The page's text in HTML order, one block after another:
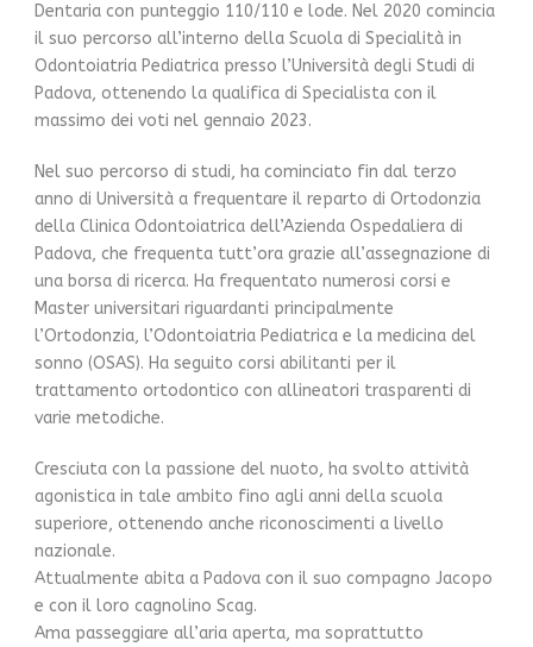
Dentaria con punteggio 110/110 e lode. Nel 2020 comincia
il suo percorso all’interno della Scuola di Specialità in
Odontoiatria Pediatrica presso l’Università degli Studi di
Padova, ottenendo la qualifica di Specialista con il
massimo dei voti nel gennaio 2023.
Nel suo percorso di studi, ha cominciato fin dal terzo
anno di Università a frequentare il reparto di Ortodonzia
della Clinica Odontoiatrica dell’Azienda Ospedaliera di
Padova, che frequenta tutt’ora grazie all’assegnazione di
una borsa di ricerca. Ha frequentato numerosi corsi e
Master universitari riguardanti principalmente
l’Ortodonzia, l’Odontoiatria Pediatrica e la medicina del
sonno (OSAS). Ha seguito corsi abilitanti per il
trattamento ortodontico con allineatori trasparenti di
varie metodiche.
Cresciuta con la passione del nuoto, ha svolto attività
agonistica in tale ambito fino agli anni della scuola
superiore, ottenendo anche riconoscimenti a livello
nazionale.
Attualmente abita a Padova con il suo compagno Jacopo
e con il loro cagnolino Scag.
Ama passeggiare all’aria aperta, ma soprattutto